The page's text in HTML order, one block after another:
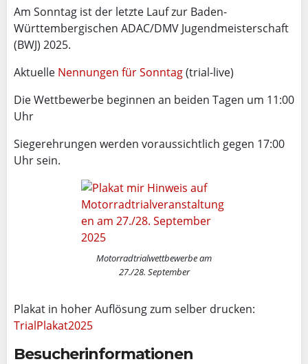
Am Sonntag ist der letzte Lauf zur Baden-
Württembergischen ADAC/DMV Jugendmeisterschaft
(BWJ) 2025.
Aktuelle Nennungen für Sonntag(trial-live)
Die Wettbewerbe beginnen an beiden Tagen um 11:00
Uhr
Siegerehrungen werden voraussichtlich gegen 17:00
Uhr sein.
Motorradtrialwettbewerbe am
27./28. September
Plakat in hoher Auflösung zum selber drucken:
TrialPlakat2025
Besucherinformationen